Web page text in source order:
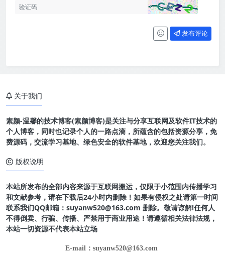
发布评论
关于我们
素颜-温馨的技术博客(素颜博客)是关注与分享互联网及软件IT技术的
个人博客，同时也记录个人的一路点滴，所蕴含的包括资源分享，免
费源码，交流学习基地、绿色安全的软件基地，欢迎您关注我们。
版权说明
本站所发布的全部内容来源于互联网搬运，仅限于小范围内传播学习
和文献参考，请在下载后24小时内删除！如果有侵权之处请第一时间
联系我们QQ邮箱：suyanw520@163.com 删除。敬请谅解!任何人
不得倒卖、行骗、传播、严禁用于商业用途！请遵循相关法律法规，
本站一切资源不代表本站立场
E-mail：suyanw520@163.com